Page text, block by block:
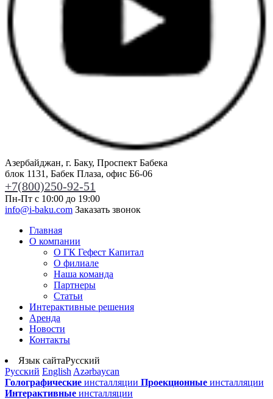
Азербайджан, г. Баку, Проспект Бабека
блок 1131, Бабек Плаза, офис Б6-06
+7(800)250-92-51
Пн-Пт с 10:00 до 19:00
info@i-baku.com Заказать звонок
Главная
О компании
О ГК Гефест Капитал
О филиале
Наша команда
Партнеры
Статьи
Интерактивные решения
Аренда
Новости
Контакты
Язык сайтаРусский
Русский English Azərbaycan
Голографические инсталляции Проекционные инсталляции
Интерактивные инсталляции